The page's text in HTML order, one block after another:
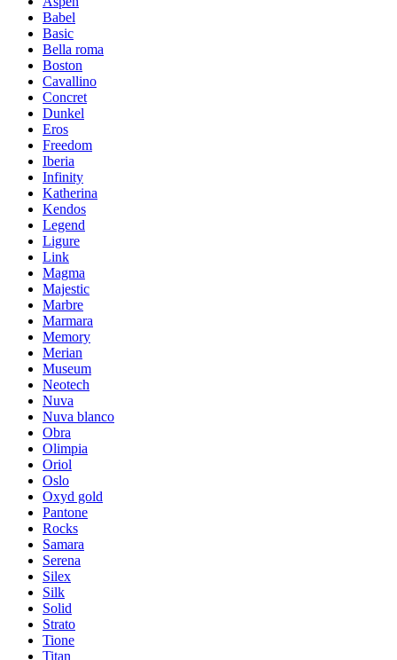
Babel
Basic
Bella roma
Boston
Cavallino
Concret
Dunkel
Eros
Freedom
Iberia
Infinity
Katherina
Kendos
Legend
Ligure
Link
Magma
Majestic
Marbre
Marmara
Memory
Merian
Museum
Neotech
Nuva
Nuva blanco
Obra
Olimpia
Oriol
Oslo
Oxyd gold
Pantone
Rocks
Samara
Serena
Silex
Silk
Solid
Strato
Tione
Titan